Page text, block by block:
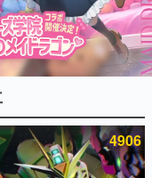
4906